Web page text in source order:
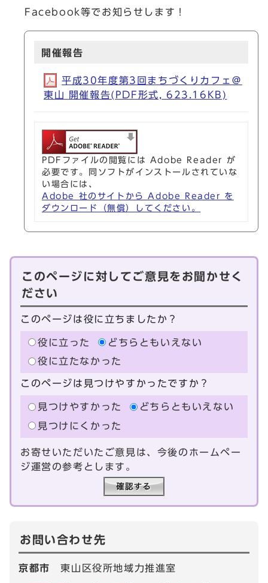
Facebook等でお知らせします！
開催報告
平成30年度第3回まちづくりカフェ＠
東山 開催報告(PDF形式, 623.16KB)
PDFファイルの閲覧には Adobe Reader が
必要です。同ソフトがインストールされていな
い場合には、
Adobe 社のサイトから Adobe Reader を
ダウンロード（無償）してください。
このページに対してご意見をお聞かせく
ださい
このページは役に立ちましたか？
役に立った
どちらともいえない
役に立たなかった
このページは見つけやすかったですか？
見つけやすかった
どちらともいえない
見つけにくかった
お寄せいただいたご意見は、今後のホームペー
ジ運営の参考とします。
お問い合わせ先
京都市東山区役所地域力推進室